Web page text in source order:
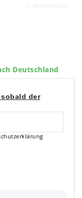
Deutschland
der